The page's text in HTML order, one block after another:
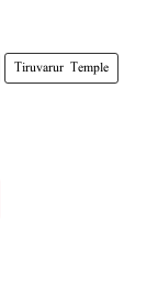
Tiruvarur Temple